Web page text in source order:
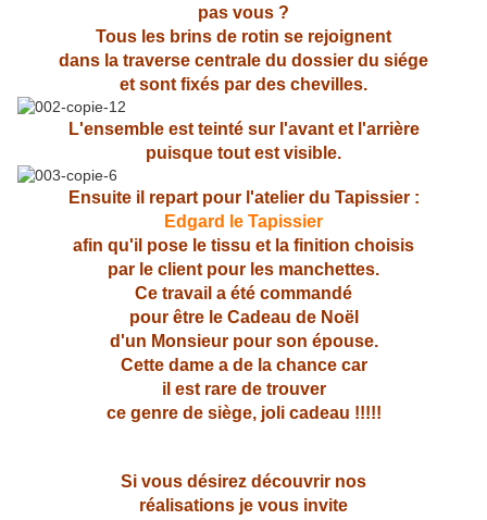
pas vous ?
Tous les brins de rotin se rejoignent
dans la traverse centrale du dossier du siége
et sont fixés par des chevilles.
L'ensemble est teinté sur l'avant et l'arrière
puisque tout est visible.
Ensuite il repart pour l'atelier du Tapissier :
Edgard le Tapissier
afin qu'il pose le tissu et la finition choisis
par le client pour les manchettes.
Ce travail a été commandé
pour être le Cadeau de Noël
d'un Monsieur pour son épouse.
Cette dame a de la chance car
il est rare de trouver
ce genre de siège, joli cadeau !!!!!
Si vous désirez découvrir nos
réalisations je vous invite